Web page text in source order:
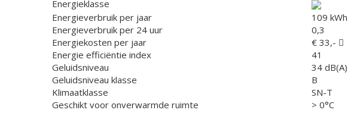
Energieklasse
Energieverbruik per jaar
109 kWh
Energieverbruik per 24 uur
0,3
Energiekosten per jaar
€ 33,-
Energie efficiëntie index
41
Geluidsniveau
34 dB(A)
Geluidsniveau klasse
B
Klimaatklasse
SN-T
Geschikt voor onverwarmde ruimte
> 0°C